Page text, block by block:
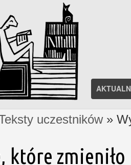
uczestników»
które